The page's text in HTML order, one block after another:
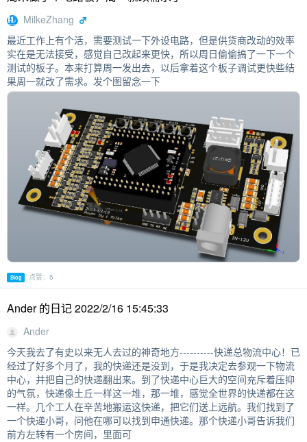
MilkeZhang
最近工作上有个活，需要测试一下外设电路，但是供货商改动的效率
实在是无法接受，感觉自己改起来更快，所以周日偷偷搞了一下一个
测试的板子。本来打算周一发出去，以后拿着这个板子调试更快些结
果周一就改了需求。发个图留念一下
Blog 点赞：5
Ander 的日记 2022/2/16 15:45:33
Ander
今天我去了有史以来无人去过的神奇地方----------快递总物流中心！已
经过了好多个月了，我的快递还是没到，于是我决定去参观一下物流
中心，并把自己的快递翻出来。到了快递中心巨大的空间充斥着压抑
的气氛，快递像土丘一样这一堆，那一堆，感觉全世界的快递都在这
一样。几个工人在辛苦地搬运这快递，把它们送上远航。我们找到了
一个快递小哥，问他在哪可以找到申通快递。那个快递小哥告诉我们
前方左转有一个房间，里面可